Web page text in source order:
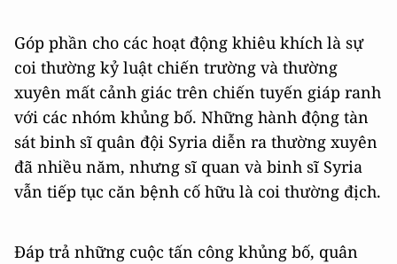
Góp phần cho các hoạt động khiêu khích là sự
coi thường kỷ luật chiến trường và thường
xuyên mất cảnh giác trên chiến tuyến giáp ranh
với các nhóm khủng bố. Những hành động tàn
sát binh sĩ quân đội Syria diễn ra thường xuyên
đã nhiều năm, nhưng sĩ quan và binh sĩ Syria
vẫn tiếp tục căn bệnh cố hữu là coi thường địch.
Đáp trả những cuộc tấn công khủng bố, quân